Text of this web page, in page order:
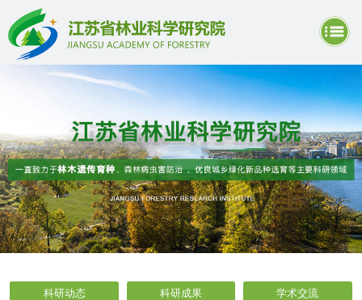
科研动态 科研成果 学术交流